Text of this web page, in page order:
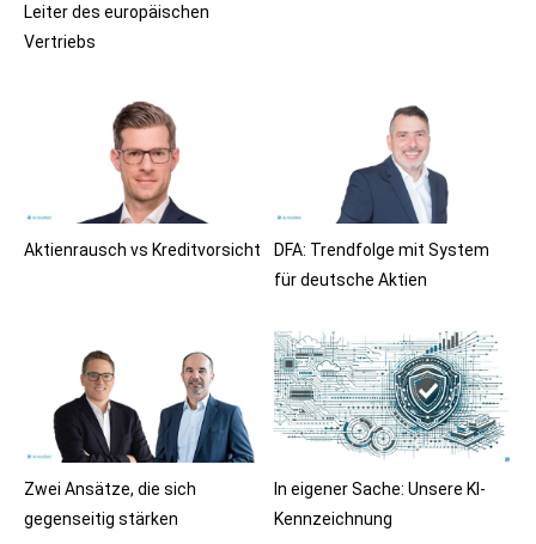
Leiter des europäischen
Vertriebs
Aktienrausch vs Kreditvorsicht
DFA: Trendfolge mit System
für deutsche Aktien
Zwei Ansätze, die sich
gegenseitig stärken
In eigener Sache: Unsere KI-
Kennzeichnung